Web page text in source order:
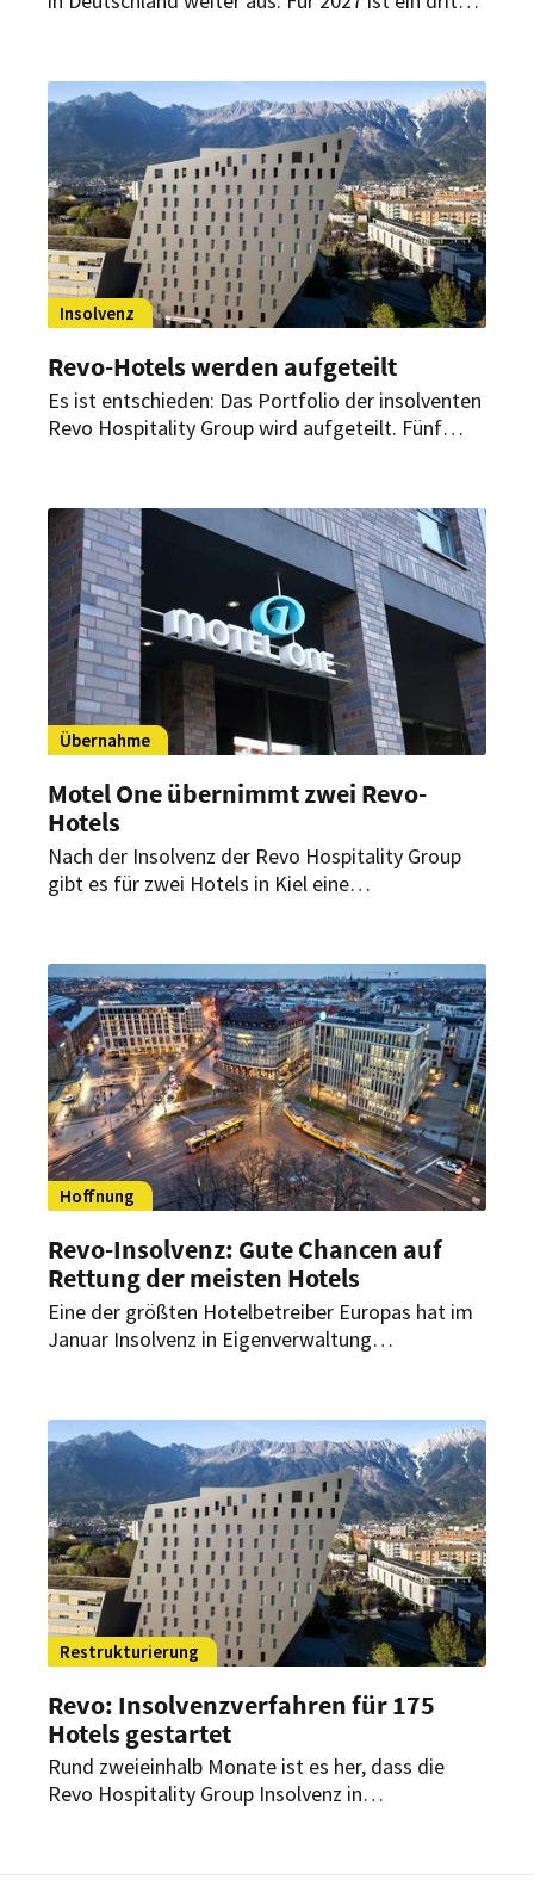
Veranstaltungsflächen nahe der Messe.
Insolvenz
Revo-Hotels werden aufgeteilt
Es ist entschieden: Das Portfolio der insolventen
Revo Hospitality Group wird aufgeteilt. Fünf
Übernahme
Motel One übernimmt zwei Revo-
Hotels
Nach der Insolvenz der Revo Hospitality Group
gibt es für zwei Hotels in Kiel eine
geführten Häuser übernommen.
Hoffnung
Revo-Insolvenz: Gute Chancen auf
Rettung der meisten Hotels
Eine der größten Hotelbetreiber Europas hat im
Januar Insolvenz in Eigenverwaltung
erste Erfolge.
Restrukturierung
Revo: Insolvenzverfahren für 175
Hotels gestartet
Rund zweieinhalb Monate ist es her, dass die
Revo Hospitality Group Insolvenz in